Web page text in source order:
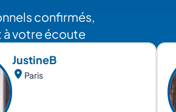
confirmés,
à votre écoute
JustineB
Paris